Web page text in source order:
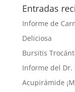
Entradas
Informe de
Deliciosa
Bursitis
Informe del Dr.
Acupirámide